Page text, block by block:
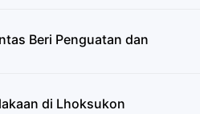
Beri Penguatan dan
di Lhoksukon